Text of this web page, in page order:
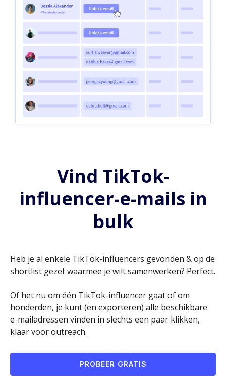
Vind TikTok-
influencer-e-mails in
bulk
Heb je al enkele TikTok-influencers gevonden & op de
shortlist gezet waarmee je wilt samenwerken? Perfect.
Of het nu om één TikTok-influencer gaat of om
honderden, je kunt (en exporteren) alle beschikbare
e-mailadressen vinden in slechts een paar klikken,
klaar voor outreach.
PROBEER GRATIS